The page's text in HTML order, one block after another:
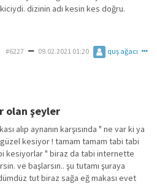
dizinin adı kesin kes doğru.
#6227 09.02.2021 01:20 quş ağacı
olan şeyler
alıp aynanın karşısında " ne var ki ya
kesiyor ! tamam tamam tabi tabi
kesiyorlar " biraz da tabi internette
ve başlarsın.. şu tutamı şuraya
tut biraz sağa eğ makası evet